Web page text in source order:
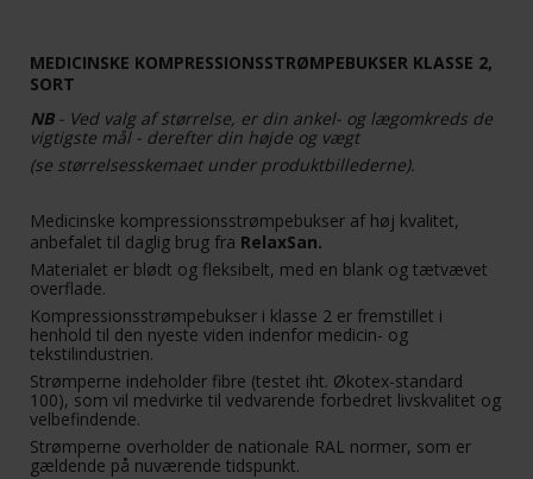
MEDICINSKE KOMPRESSIONSSTRØMPEBUKSER KLASSE 2,
SORT
NB- Ved valg af størrelse, er din ankel- og lægomkreds de
vigtigste mål - derefter din højde og vægt
(se størrelsesskemaet under produktbillederne).
Medicinske kompressionsstrømpebukser af høj kvalitet,
anbefalet til daglig brug fra RelaxSan.
Materialet er blødt og fleksibelt, med en blank og tætvævet
overflade.
Kompressionsstrømpebukser i klasse 2 er fremstillet i
henhold til den nyeste viden indenfor medicin- og
tekstilindustrien.
Strømperne indeholder fibre (testet iht. Økotex-standard
100), som vil medvirke til vedvarende forbedret livskvalitet og
velbefindende.
Strømperne overholder de nationale RAL normer, som er
gældende på nuværende tidspunkt.